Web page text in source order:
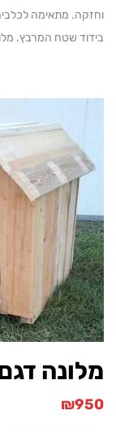
מתאימה לכלבים
שטח המרבץ. מלונה
דגם
₪